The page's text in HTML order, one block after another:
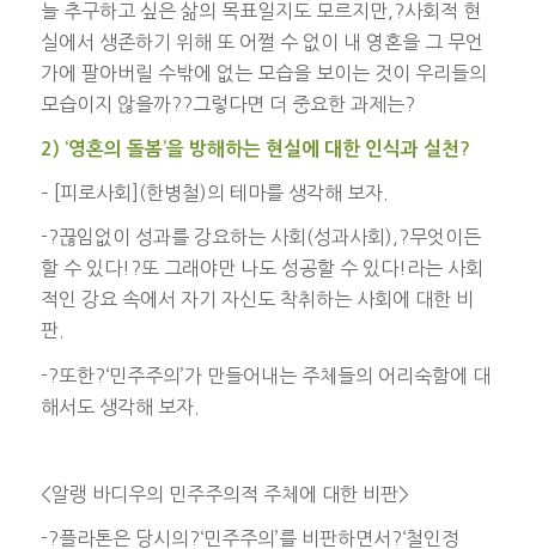
늘 추구하고 싶은 삶의 목표일지도 모르지만,?사회적 현
실에서 생존하기 위해 또 어쩔 수 없이 내 영혼을 그 무언
가에 팔아버릴 수밖에 없는 모습을 보이는 것이 우리들의
모습이지 않을까??그렇다면 더 중요한 과제는?
2) ‘영혼의 돌봄’을 방해하는 현실에 대한 인식과 실천?
– [피로사회](한병철)의 테마를 생각해 보자.
-?끊임없이 성과를 강요하는 사회(성과사회),?무엇이든
할 수 있다!?또 그래야만 나도 성공할 수 있다!라는 사회
적인 강요 속에서 자기 자신도 착취하는 사회에 대한 비
판.
-?또한?‘민주주의’가 만들어내는 주체들의 어리숙함에 대
해서도 생각해 보자.
<알랭 바디우의 민주주의적 주체에 대한 비판>
-?플라톤은 당시의?‘민주주의’를 비판하면서?‘철인정